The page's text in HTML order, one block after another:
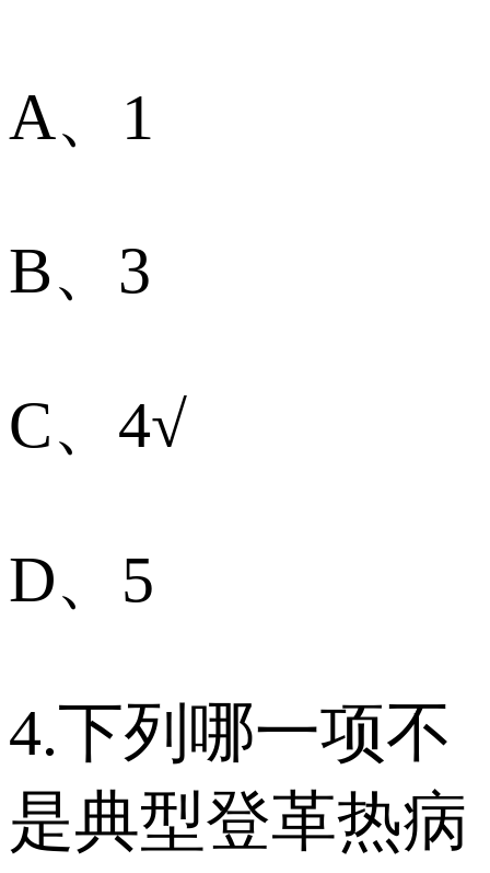
A、1
B、3
C、4√
D、5
4.下列哪一项不
是典型登革热病